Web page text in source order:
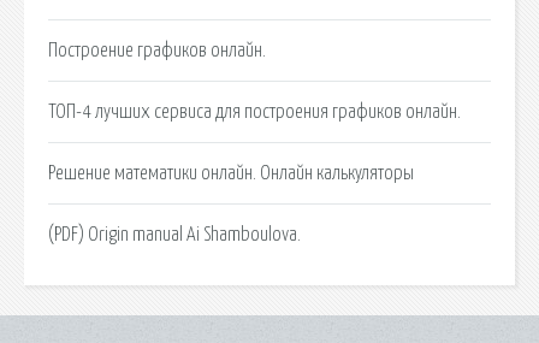
Построение графиков онлайн.
ТОП-4 лучших сервиса для построения графиков онлайн.
Решение математики онлайн. Онлайн калькуляторы
(PDF) Origin manual Ai Shamboulova.